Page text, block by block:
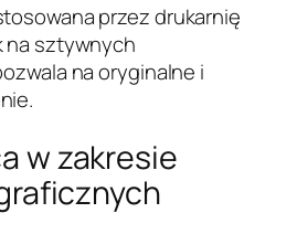
przez drukarnię
na sztywnych
na oryginalne i
w zakresie